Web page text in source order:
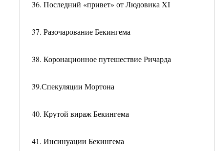
36. Последний «привет» от Людовика XI
37. Разочарование Бекингема
38. Коронационное путешествие Ричарда
39.Спекуляции Мортона
40. Крутой вираж Бекингема
41. Инсинуации Бекингема